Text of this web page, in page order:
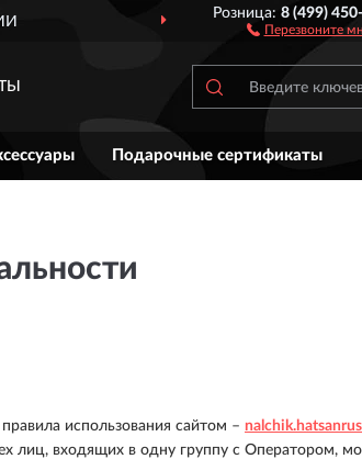
ДО 7
Розница:8 (499)
Перезвоните
Подарочные сертификаты
использования сайтом –
лиц, входящих в одну группу с Оператором,